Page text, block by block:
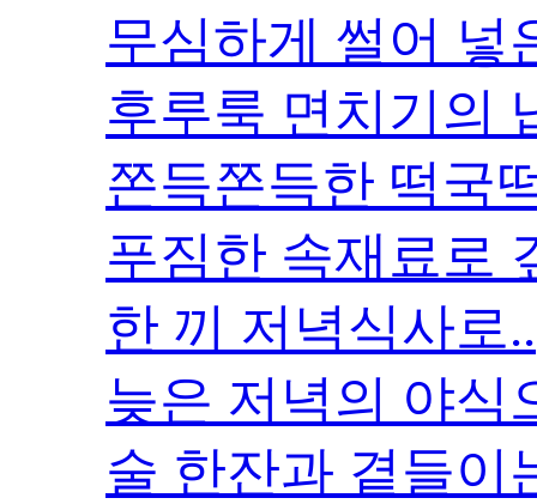
무심하게 썰어 넣
후루룩 면치기의
쫀득쫀득한 떡국
푸짐한 속재료로
한 끼 저녁식사로..
늦은 저녁의 야식
술 한잔과 곁들이